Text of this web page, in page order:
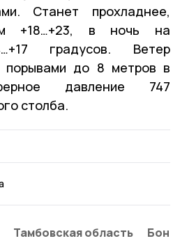
Станет прохладнее,
+18…+23, в ночь на
градусов. Ветер
до 8 метров в
давление 747
столба.
Тамбовская область